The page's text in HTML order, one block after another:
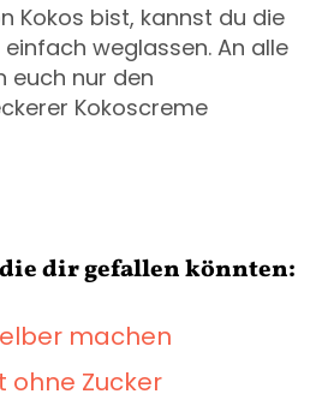
Kokos bist, kannst du die
weglassen. An alle
euch nur den
Kokoscreme
dir gefallen könnten:
machen
ohne Zucker